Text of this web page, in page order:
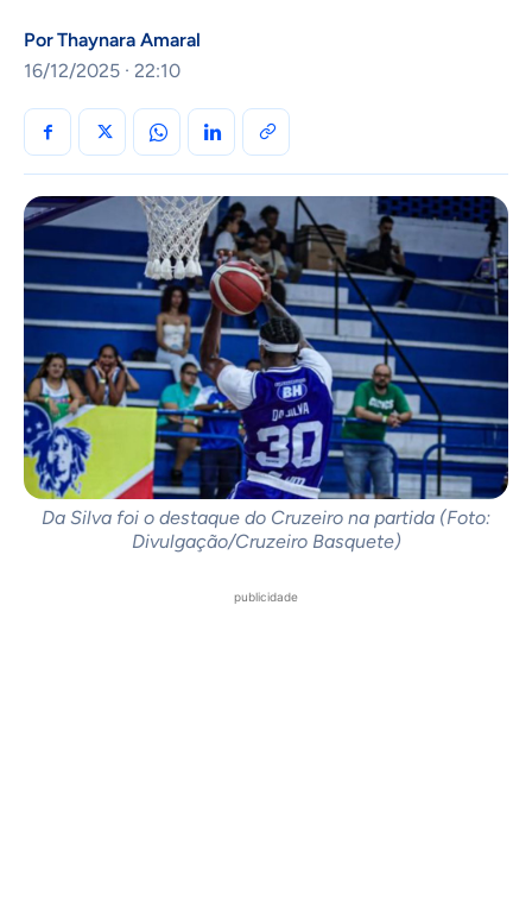
PorThaynara Amaral
16/12/2025 · 22:10
Da Silva foi o destaque do Cruzeiro na partida (Foto:
Divulgação/Cruzeiro Basquete)
publicidade